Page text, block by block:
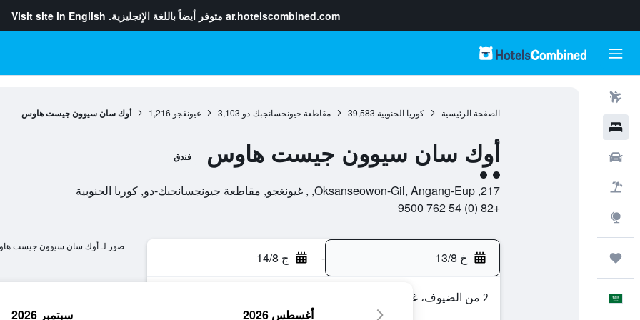
ar.hotelscombined.com متوفر أيضاً باللغة الإنجليزية. Visit site in English
الصفحة الرئيسية كوريا الجنوبية 39,583 مقاطعة جيونجسانجبك-دو 3,103 غيونغجو 1,216 أوك سان سيوون جيست هاوس
أوك سان سيوون جيست هاوس فندق
تقييم فئة 2
217, Oksanseowon-Gil, Angang-Eup, , غيونغجو, مقاطعة جيونجسانجبك-دو, كوريا الجنوبية
+82 (0) 54 762 9500
خ 13/8 - ج 14/8
2 من الضيوف، غرفة واحدة
صور لـ أوك سان سيوون جيست
أغسطس 2026 سبتمبر 2026